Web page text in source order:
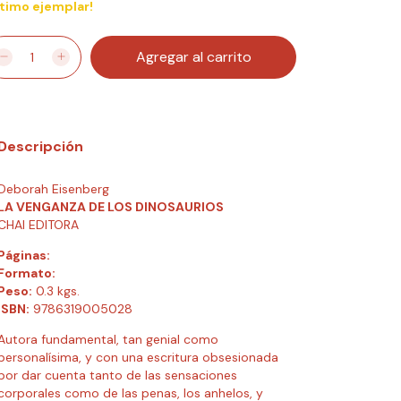
ejemplar!
Eisenberg
VENGANZA DE LOS DINOSAURIOS
EDITORA
0.3 kgs.
9786319005028
fundamental, tan genial como
y con una escritura obsesionada
dar cuenta tanto de las sensaciones
como de las penas, los anhelos, y